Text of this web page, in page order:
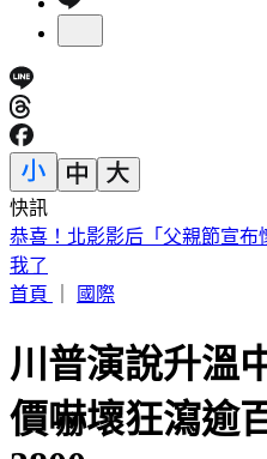
快訊
白海豚暴風圈逼近！7縣市明
首頁
川普演說升溫
價嚇壞狂瀉逾
3800